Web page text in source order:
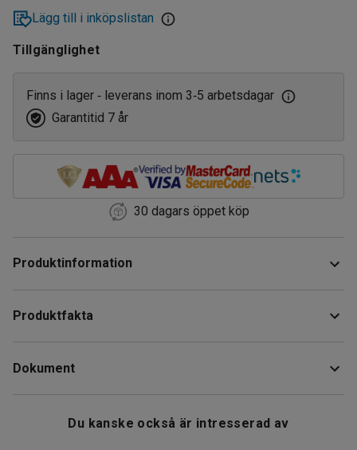
Lägg till i inköpslistan
Tillgänglighet
Finns i lager ‑ leverans inom 3‑5 arbetsdagar
Garantitid 7 år
30 dagars öppet köp
Produktinformation
godkänd och anpassad för trögflytande vätskor.
Produktfakta
Rek. antal personer för hantering
Dokument
Du kanske också är intresserad av